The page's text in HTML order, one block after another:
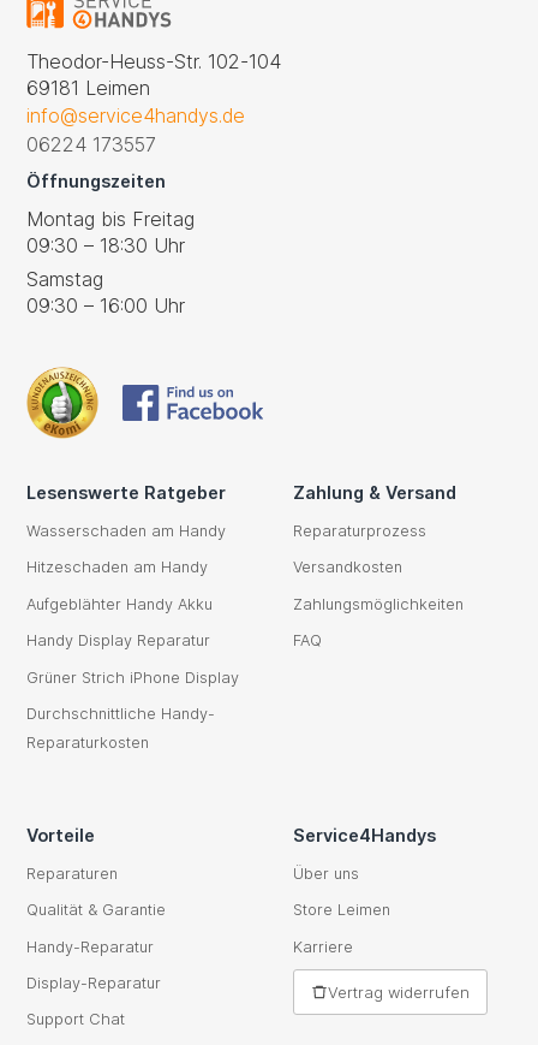
Theodor-Heuss-Str. 102-104
69181 Leimen
info@service4handys.de
06224 173557
Öffnungszeiten
Montag bis Freitag
09:30 – 18:30 Uhr
Samstag
09:30 – 16:00 Uhr
Lesenswerte Ratgeber
Wasserschaden am Handy
Hitzeschaden am Handy
Aufgeblähter Handy Akku
Handy Display Reparatur
Grüner Strich iPhone Display
Durchschnittliche Handy-
Reparaturkosten
Zahlung & Versand
Reparaturprozess
Versandkosten
Zahlungsmöglichkeiten
FAQ
Vorteile
Reparaturen
Qualität & Garantie
Handy-Reparatur
Display-Reparatur
Support Chat
Service4Handys
Über uns
Store Leimen
Karriere
Vertrag widerrufen